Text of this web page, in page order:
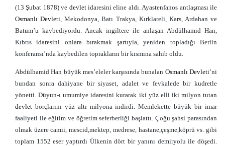
(13 Şubat 1878) ve devletidaresini eline aldı. Ayastenfanos antlaşması ile
Osmanlı Devleti, Mekodonya, Batı Trakya, Kırklareli, Kars, Ardahan ve
Batum’u kaybediyordu. Ancak ingiltere ile anlaşan Abdülhamid Han,
Kıbrıs idaresini onlara bırakmak şartıyla, yeniden topladığı Berlin
konferansı’nda kaybedilen toprakların bir kısmına sahib oldu.
Abdülhamid Han büyük mes’eleler karşısında bunalan Osmanlı Devleti’ni
bundan sonra dahiyane bir siyaset, adalet ve fevkalede bir kudretle
yönetti. Düyun-ı umumiye idaresini kurarak iki yüz elli iki milyon tutan
devlet borçlarını yüz altı milyona indirdi. Memlekette büyük bir imar
faaliyeti ile eğitim ve öğretim seferberliği başlattı. Çoğu şahsi parasından
olmak üzere camii, mescid,mektep, medrese, hastane,çeşme,köprü vs. gibi
toplam 1552 eser yaptırdı Ülkenin dört bir yanını demiryolu ile döşedi.